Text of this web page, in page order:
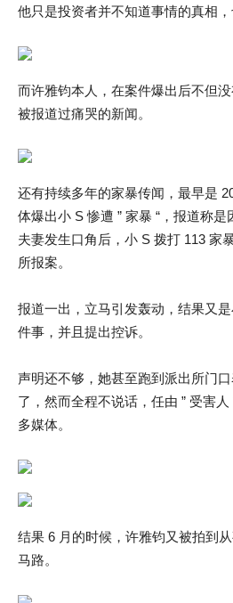
他只是投资者并不知道事情的真相，
而许雅钧本人，在案件爆出后不但
被报道过痛哭的新闻。
还有持续多年的家暴传闻，最早是
体爆出小 S 惨遭 ” 家暴 “，报道称是
夫妻发生口角后，小 S 拨打 113 家
所报案。
报道一出，立马引发轰动，结果又
件事，并且提出控诉。
声明还不够，她甚至跑到派出所门
了，然而全程不说话，任由 ” 受害
多媒体。
结果 6 月的时候，许雅钧又被拍到
马路。